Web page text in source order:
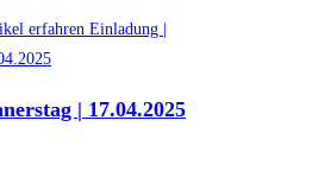
| 17.04.2025